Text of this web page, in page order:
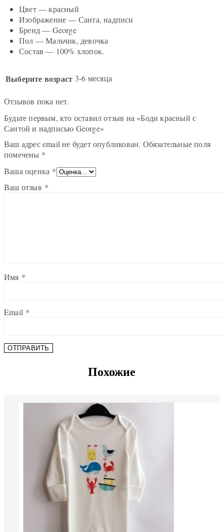
Цвет — красный
Изображение — Санта, надписи
Бренд — George
Пол — Мальчик, девочка
Состав — 100% хлопок.
Выберите возраст 3-6 месяца
Отзывов пока нет.
Будьте первым, кто оставил отзыв на «Боди красный с
Сантой и надписью George»
Ваш адрес email не будет опубликован. Обязательные поля
помечены *
Ваша оценка *
Ваш отзыв *
Имя *
Email *
Похожие